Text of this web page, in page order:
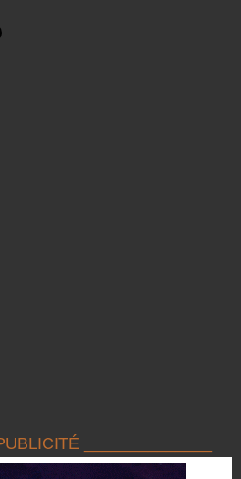
______________